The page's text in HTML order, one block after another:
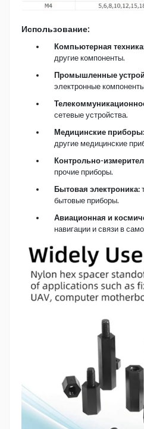
Использование:
Компьютерная
другие компоненты.
Промышленные
электронные
сетевые устройства.
Медицинские приборы:
другие медицинские
Контрольно-
прочие приборы.
Бытовая электроника:
бытовые приборы.
Авиационная и
навигации и связи в